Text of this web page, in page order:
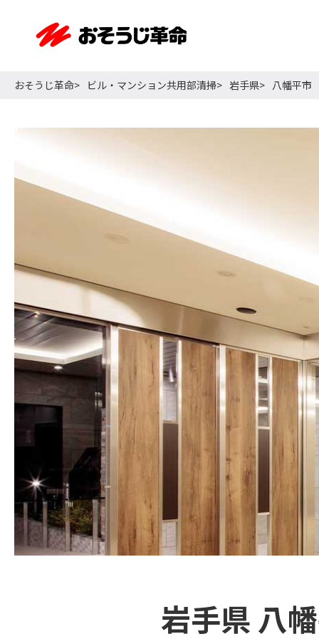
おそうじ革命 ビル・マンション共用部清掃 岩手県 八幡平市
岩手県 八